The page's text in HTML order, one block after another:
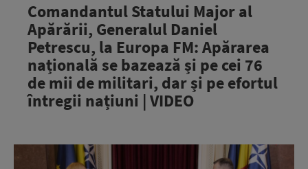
Comandantul Statului Major al
Apărării, Generalul Daniel
Petrescu, la Europa FM: Apărarea
națională se bazează și pe cei 76
de mii de militari, dar și pe efortul
întregii națiuni | VIDEO